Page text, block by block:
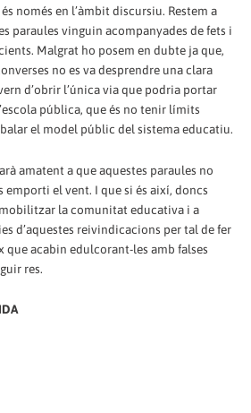
només en l’àmbit discursiu. Restem a
paraules vinguin acompanyades de fets i
Malgrat ho posem en dubte ja que,
no es va desprendre una clara
d’obrir l’única via que podria portar
pública, que és no tenir límits
el model públic del sistema educatiu.
amatent a que aquestes paraules no
emporti el vent. I que si és així, doncs
la comunitat educativa i a
d’aquestes reivindicacions per tal de fer
que acabin edulcorant-les amb falses
res.